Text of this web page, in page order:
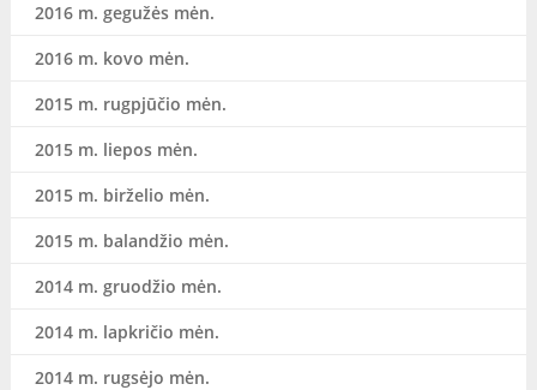
2016 m. gegužės mėn.
2016 m. kovo mėn.
2015 m. rugpjūčio mėn.
2015 m. liepos mėn.
2015 m. birželio mėn.
2015 m. balandžio mėn.
2014 m. gruodžio mėn.
2014 m. lapkričio mėn.
2014 m. rugsėjo mėn.